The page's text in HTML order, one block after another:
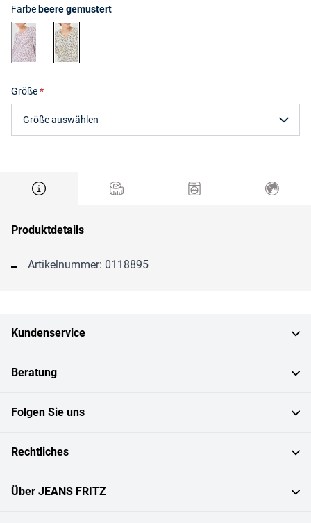
Farbebeere gemustert
beere gemusterttaupe gemustert
Größe
Größe auswählen
Produktdetails
Artikelnummer: 0118895
Kundenservice
Beratung
Folgen Sie uns
Rechtliches
Über JEANS FRITZ